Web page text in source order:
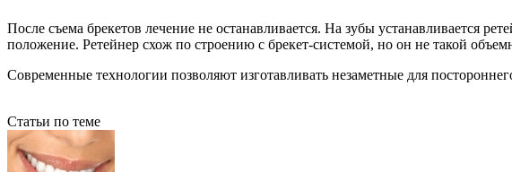
После съема брекетов лечение не останавливается. На зубы устанавливается
положение. Ретейнер схож по строению с брекет-системой, но он не такой
Современные технологии позволяют изготавливать незаметные для
Статьи по теме